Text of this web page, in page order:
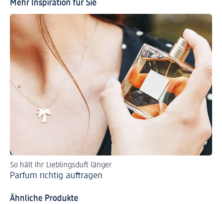
Mehr Inspiration für Sie
So hält Ihr Lieblingsduft länger
Parfum richtig auftragen
Ähnliche Produkte